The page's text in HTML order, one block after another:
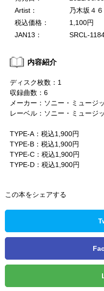
Artist：
乃木坂４６
税込価格：
1,100円
JAN13：
SRCL-
内容紹介
ディスク枚数：1
収録曲数：6
メーカー：ソニー・ミュージ
レーベル：ソニー・ミュージ
TYPE-A：税込1,900円
TYPE-B：税込1,900円
TYPE-C：税込1,900円
TYPE-D：税込1,900円
この本をシェアする